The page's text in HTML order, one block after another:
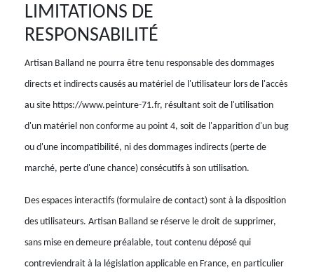
LIMITATIONS DE
RESPONSABILITÉ
Artisan Balland ne pourra être tenu responsable des dommages
directs et indirects causés au matériel de l'utilisateur lors de l'accès
au site https://www.peinture-71.fr, résultant soit de l'utilisation
d'un matériel non conforme au point 4, soit de l'apparition d'un bug
ou d'une incompatibilité, ni des dommages indirects (perte de
marché, perte d'une chance) consécutifs à son utilisation.
Des espaces interactifs (formulaire de contact) sont à la disposition
des utilisateurs. Artisan Balland se réserve le droit de supprimer,
sans mise en demeure préalable, tout contenu déposé qui
contreviendrait à la législation applicable en France, en particulier